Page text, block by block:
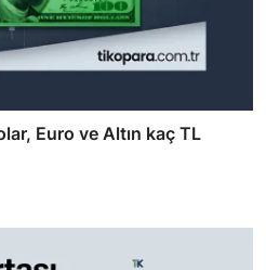
Euro ve Altın kaç TL